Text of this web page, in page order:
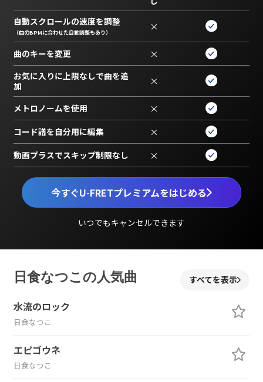
今すぐU-FRETプレミアムをはじめる
いつでもキャンセルできます
自動スクロールの速度を調整
（曲のBPMに合わせた自動調整もあり） ×
曲のキーを変更 ×
お気に入りに上限なしで曲を追
加
×
メトロノームを使用 ×
コード譜を自分用に編集 ×
動画プラスでスキップ制限なし ×
日食なつこの人気曲 すべてを表示
水流のロック
日食なつこ
エピゴウネ
日食なつこ